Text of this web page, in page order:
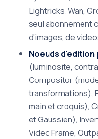
Lightricks, Wan,
seul abonnement
d'images, de
Noeuds
(luminosite,
Compositor
transformations),
main et croquis),
et Gaussien),
Video Frame,